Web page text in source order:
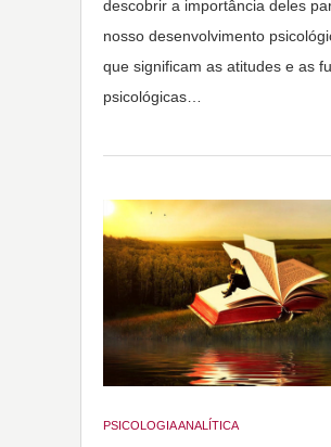
descobrir a importância deles
nosso desenvolvimento
que significam as atitudes e as
psicológicas…
PSICOLOGIA ANALÍTICA